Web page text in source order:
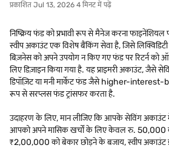
प्रकाशित Jul 13, 2026 4 मिनट में पढ़ें
निष्क्रिय फंड को प्रभावी रूप से मैनेज करना
स्वीप अकाउंट एक विशेष बैंकिंग सेवा है, जिसे
बिज़नेस को अपने उपयोग न किए गए फंड पर रिटर्न को
लिए डिज़ाइन किया गया है. यह प्राइमरी अकाउंट, जैसे
डिपॉज़िट या मनी मार्केट फंड जैसे higher-interest-
रूप से सरप्लस फंड ट्रांसफर करता है.
उदाहरण के लिए, मान लीजिए कि आपके सेविंग
आपको अपने मासिक खर्चों के लिए केवल रु.
₹2,00,000 को बेकार छोड़ने के बजाय, स्वीप अकाउंट